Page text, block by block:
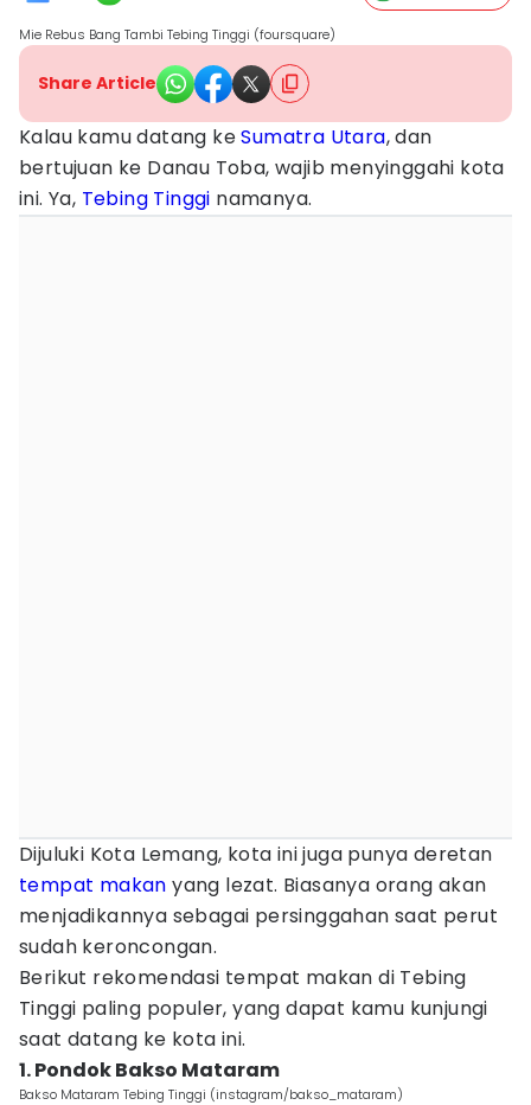
Mie Rebus Bang Tambi Tebing Tinggi (foursquare)
Share Article
Kalau kamu datang keSumatra Utara, dan
bertujuan ke Danau Toba, wajib menyinggahi kota
ini. Ya, Tebing Tinggi namanya.
Dijuluki Kota Lemang, kota ini juga punya deretan
tempat makan yang lezat. Biasanya orang akan
menjadikannya sebagai persinggahan saat perut
sudah keroncongan.
Berikut rekomendasi tempat makan di Tebing
Tinggi paling populer, yang dapat kamu kunjungi
saat datang ke kota ini.
1. Pondok Bakso Mataram
Bakso Mataram Tebing Tinggi (instagram/bakso_mataram)